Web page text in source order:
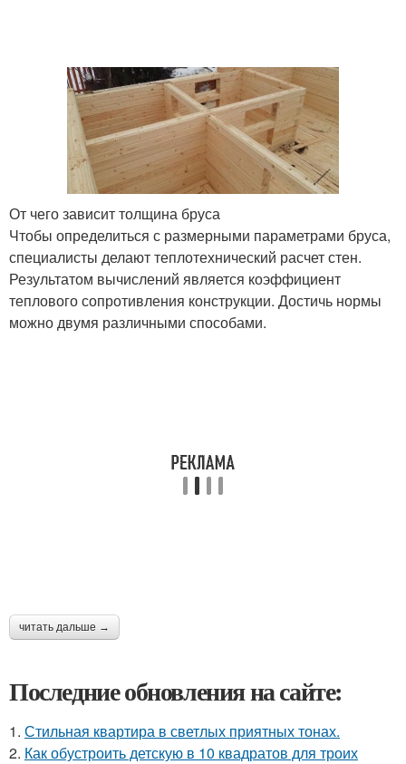
От чего зависит толщина бруса
Чтобы определиться с размерными параметрами бруса,
специалисты делают теплотехнический расчет стен.
Результатом вычислений является коэффициент
теплового сопротивления конструкции. Достичь нормы
можно двумя различными способами.
читать дальше →
Последние обновления на сайте:
1. Стильная квартира в светлых приятных тонах.
2. Как обустроить детскую в 10 квадратов для троих